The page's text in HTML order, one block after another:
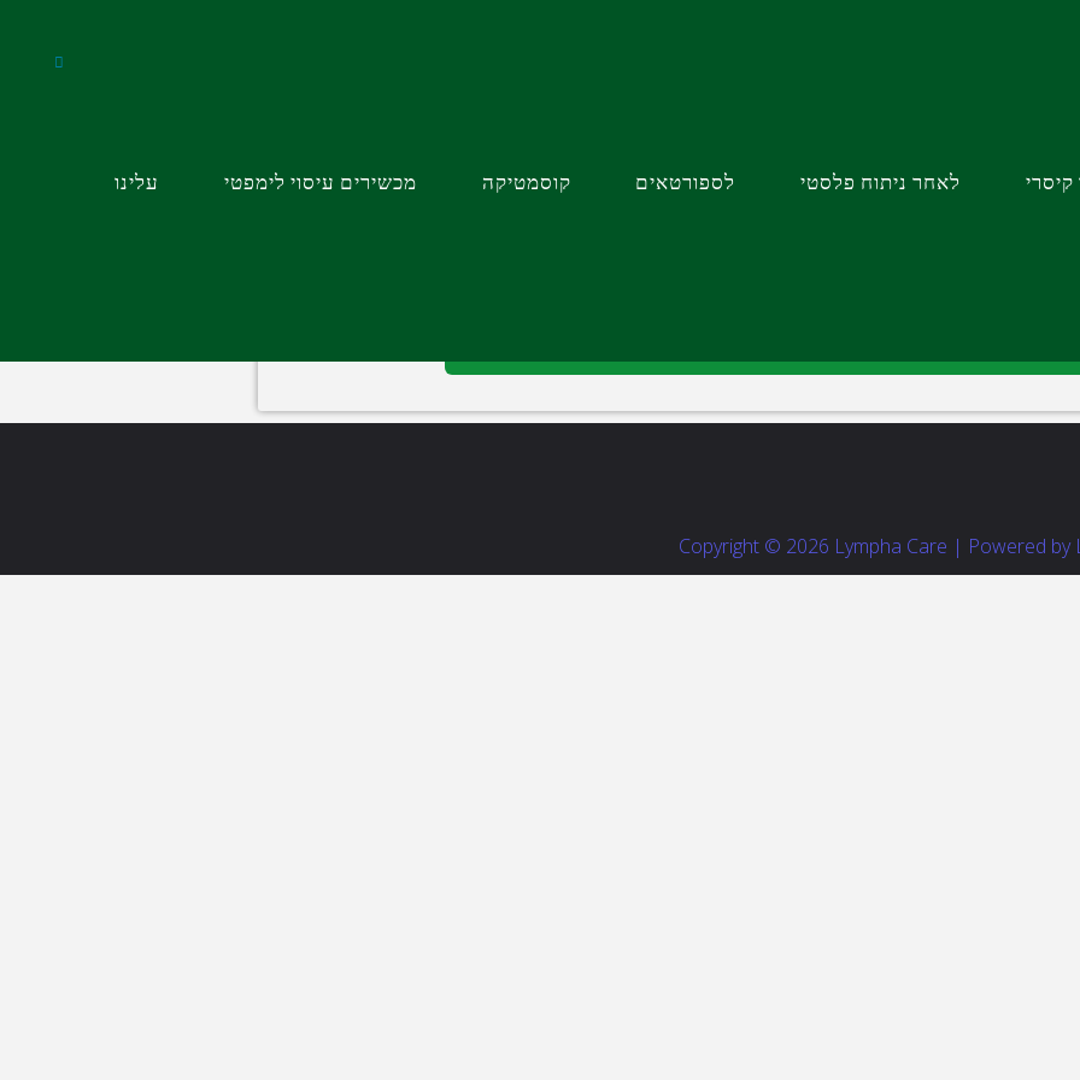
לאחר ניתוח פלסטי לספורטאים קוסמטיקה מכשירים עיסוי לימפטי עלינו בהקדם
Copyright © 2026 Lympha Care | Powered by